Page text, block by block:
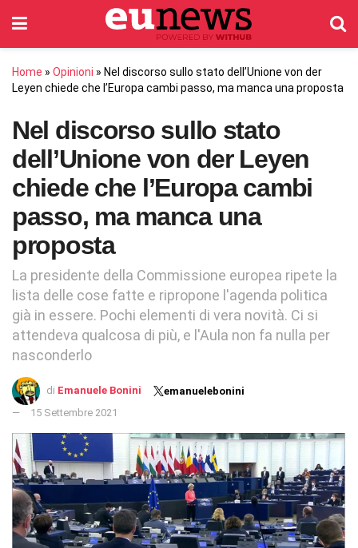
Home » Opinioni » Nel discorso sullo stato dell’Unione von der
Leyen chiede che l’Europa cambi passo, ma manca una proposta
Nel discorso sullo stato
dell’Unione von der Leyen
chiede che l’Europa cambi
passo, ma manca una
proposta
La presidente della Commissione europea ripete la
lista delle cose fatte e ripropone l'agenda politica
già in essere. Pochi elementi di vera novità. Ci si
attendeva qualcosa di più, e l'Aula non fa nulla per
nasconderlo
di Emanuele Bonini
emanuelebonini
15 Settembre 2021